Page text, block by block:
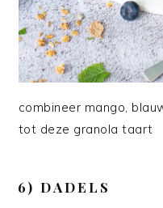
combineer mango,
tot deze granola taart
6) DADELS